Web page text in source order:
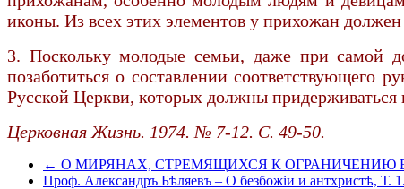
иконы. Из всех этих элементов у прихожан
3. Поскольку молодые семьи, даже при самой
позаботиться о составлении
Русской Церкви, которых должны придерживаться
Церковная Жизнь. 1974. № 7-12. С. 49-50.
← О МИРЯНАХ, СТРЕМЯЩИХСЯ К ОГРАНИЧЕНИЮ
Проф. Александръ Бѣляевъ – О безбожіи и антхристѣ, Т.